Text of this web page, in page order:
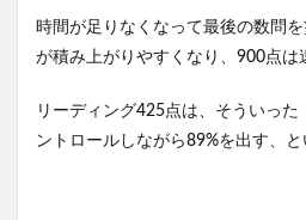
時間が足りなくなって最後の数問
が積み上がりやすくなり、900点は
リーディング425点は、そういった
ントロールしながら89%を出す、と